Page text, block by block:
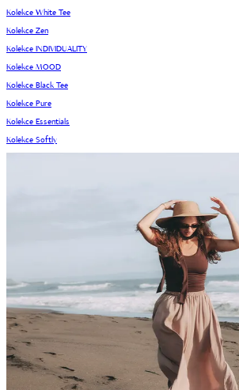
Kolekce White Tee
Kolekce Zen
Kolekce INDIVIDUALITY
Kolekce MOOD
Kolekce Black Tee
Kolekce Pure
Kolekce Essentials
Kolekce Softly